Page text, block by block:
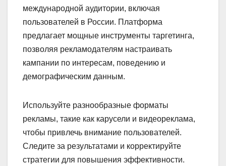
международной аудитории, включая
пользователей в России. Платформа
предлагает мощные инструменты таргетинга,
позволяя рекламодателям настраивать
кампании по интересам, поведению и
демографическим данным.
Используйте разнообразные форматы
рекламы, такие как карусели и видеореклама,
чтобы привлечь внимание пользователей.
Следите за результатами и корректируйте
стратегии для повышения эффективности.